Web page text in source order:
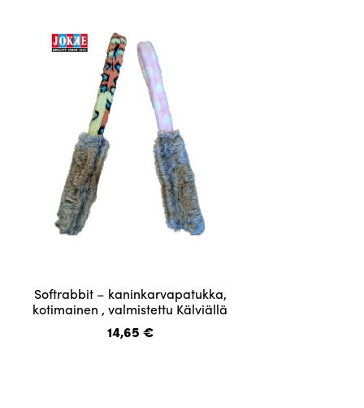
valinnat
tuotteen
sivulla.
Tällä
tuotteella
on
Softrabbit – kaninkarvapatukka,
kotimainen , valmistettu Kälviällä
14,65 €